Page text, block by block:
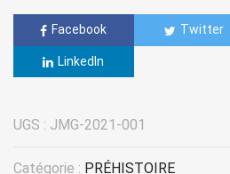
Facebook Twitter
LinkedIn
UGS : JMG-2021-001
Catégorie : PRÉHISTOIRE